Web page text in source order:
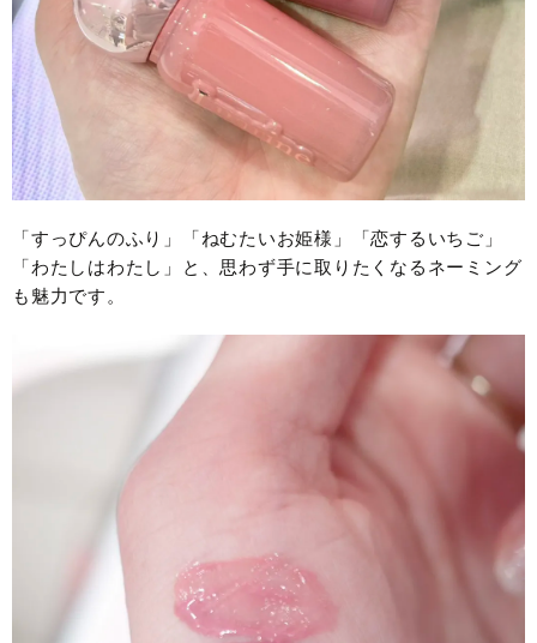
「すっぴんのふり」「ねむたいお姫様」「恋するいちご」
「わたしはわたし」と、思わず手に取りたくなるネーミング
も魅力です。